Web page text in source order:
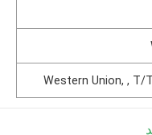
Western Union, , T/